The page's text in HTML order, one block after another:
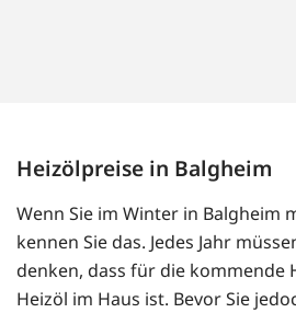
Heizölpreise in Balgheim
Wenn Sie im Winter in Balgheim
kennen Sie das. Jedes Jahr
denken, dass für die kommende
Heizöl im Haus ist. Bevor Sie